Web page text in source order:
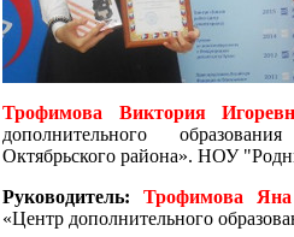
Трофимова Виктория
дополнительного
Октябрьского района». НОУ
Руководитель:
Трофимова
«Центр дополнительного